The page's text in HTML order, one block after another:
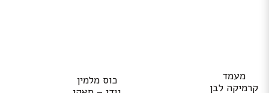
מעמד
קרמיקה לבן
כוס מלמין